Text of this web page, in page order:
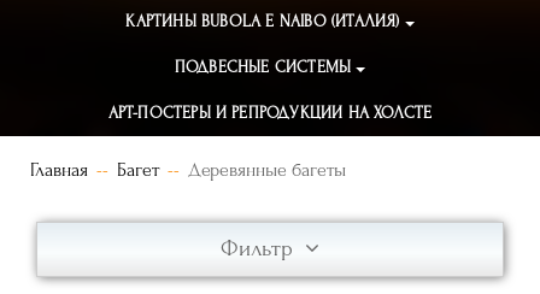
КАРТИНЫ BUBOLA E NAIBO (ИТАЛИЯ)
ПОДВЕСНЫЕ СИСТЕМЫ
АРТ-ПОСТЕРЫ И РЕПРОДУКЦИИ НА ХОЛСТЕ
Главная Багет Деревянные багеты
Фильтр